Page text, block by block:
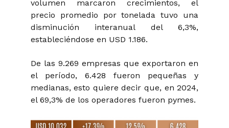
volumen marcaron crecimientos, el
precio promedio por tonelada tuvo una
disminución interanual del 6,3%,
estableciéndose en USD 1.186.
De las 9.269 empresas que exportaron en
el período, 6.428 fueron pequeñas y
medianas, esto quiere decir que, en 2024,
el 69,3% de los operadores fueron pymes.